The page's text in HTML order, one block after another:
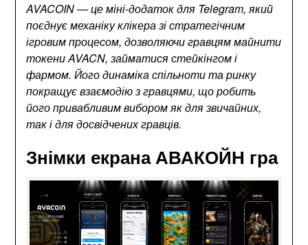
AVACOIN — це міні-додаток для Telegram, який
поєднує механіку клікера зі стратегічним
ігровим процесом, дозволяючи гравцям майнити
токени AVACN, займатися стейкінгом і
фармом. Його динаміка спільноти та ринку
покращує взаємодію з гравцями, що робить
його привабливим вибором як для звичайних,
так і для досвідчених гравців.
Знімки екрана АВАКОЙН гра